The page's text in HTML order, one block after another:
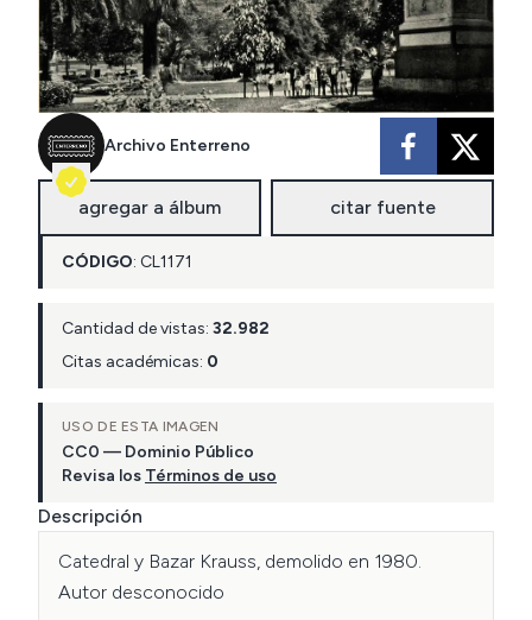
Archivo Enterreno
agregar a álbum citar fuente
CÓDIGO: CL1171
Cantidad de vistas: 32.982
Citas académicas: 0
USO DE ESTA IMAGEN
CC0 — Dominio Público
Revisa los Términos de uso
Descripción
Catedral y Bazar Krauss, demolido en 1980.
Autor desconocido